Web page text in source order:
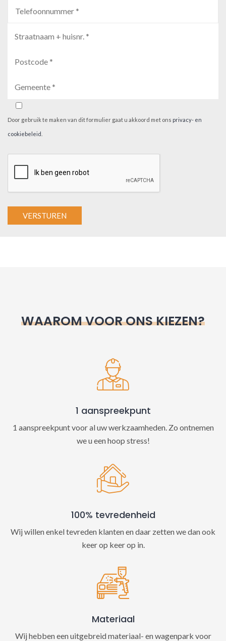
Door gebruik te maken van dit formulier gaat u akkoord met ons privacy- en
cookiebeleid
WAAROM VOOR ONS KIEZEN?
1 aanspreekpunt
1 aanspreekpunt voor al uw werkzaamheden. Zo ontnemen
we u een hoop stress!
100% tevredenheid
Wij willen enkel tevreden klanten en daar zetten we dan ook
keer op keer op in.
Materiaal
Wij hebben een uitgebreid materiaal- en wagenpark voor